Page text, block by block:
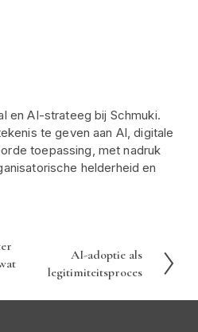
en AI-strateeg bij Schmuki.
te geven aan AI, digitale
toepassing, met nadruk
helderheid en
AI-adoptie als
legitimiteitsproces